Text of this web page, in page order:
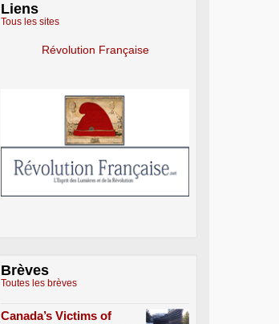
Liens
Tous les sites
Révolution Française
Brèves
Toutes les brèves
Canada’s Victims of